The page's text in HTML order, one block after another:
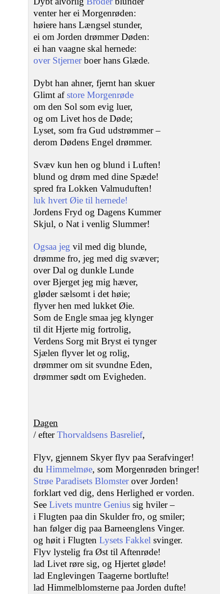
venter her ei Morgenrøden:
høiere hans Længsel stunder,
ei om Jorden drømmer Døden:
ei han vaagne skal hernede:
over Stjernerboer hans Glæde.
Dybt han ahner, fjernt han skuer
Glimt afstore Morgenrøde
om den Sol som evig luer,
og om Livet hos de Døde;
Lyset, som fra Gud udstrømmer –
derom Dødens Engel drømmer.
Svæv kun hen og blund i Luften!
blund og drøm med dine Spæde!
spred fra Lokken Valmuduften!
luk hvert Øie til hernede!
Jordens Fryd og Dagens Kummer
Skjul, o Nat i venlig Slummer!
Ogsaa jeg vil med dig blunde,
drømme fro, jeg med dig svæver;
over Dal og dunkle Lunde
over Bjerget jeg mig hæver,
gløder sælsomt i det høie;
flyver hen med lukket Øie.
Som de Engle smaa jeg klynger
til dit Hjerte mig fortrolig,
Verdens Sorg mit Bryst ei tynger
Sjælen flyver let og rolig,
drømmer om sit svundne Eden,
drømmer sødt om Evigheden.
Dagen
/ efterThorvaldsens Basrelief,
Flyv, gjennem Skyer flyv paa Serafvinger!
du Himmelmøe, som Morgenrøden bringer!
Strøe Paradisets Blomsterover Jorden!
forklart ved dig, dens Herlighed er vorden.
See Livets muntre Genius sig hviler –
i Flugten paa din Skulder fro, og smiler;
han følger dig paa Barneenglens Vinger.
og høit i Flugten Lysets Fakkel svinger.
Flyv lystelig fra Øst til Aftenrøde!
lad Livet røre sig, og Hjertet gløde!
lad Englevingen Taagerne bortlufte!
lad Himmelblomsterne paa Jorden dufte!